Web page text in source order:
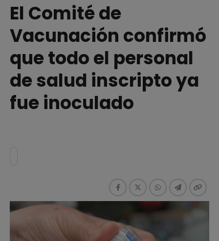
El Comité de
Vacunación confirmó
que todo el personal
de salud inscripto ya
fue inoculado